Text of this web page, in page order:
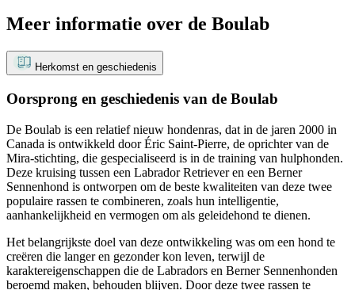
Meer informatie over de Boulab
Herkomst en geschiedenis
Oorsprong en geschiedenis van de Boulab
De Boulab is een relatief nieuw hondenras, dat in de jaren 2000 in
Canada is ontwikkeld door Éric Saint-Pierre, de oprichter van de
Mira-stichting, die gespecialiseerd is in de training van hulphonden.
Deze kruising tussen een Labrador Retriever en een Berner
Sennenhond is ontworpen om de beste kwaliteiten van deze twee
populaire rassen te combineren, zoals hun intelligentie,
aanhankelijkheid en vermogen om als geleidehond te dienen.
Het belangrijkste doel van deze ontwikkeling was om een hond te
creëren die langer en gezonder kon leven, terwijl de
karaktereigenschappen die de Labradors en Berner Sennenhonden
beroemd maken, behouden blijven. Door deze twee rassen te